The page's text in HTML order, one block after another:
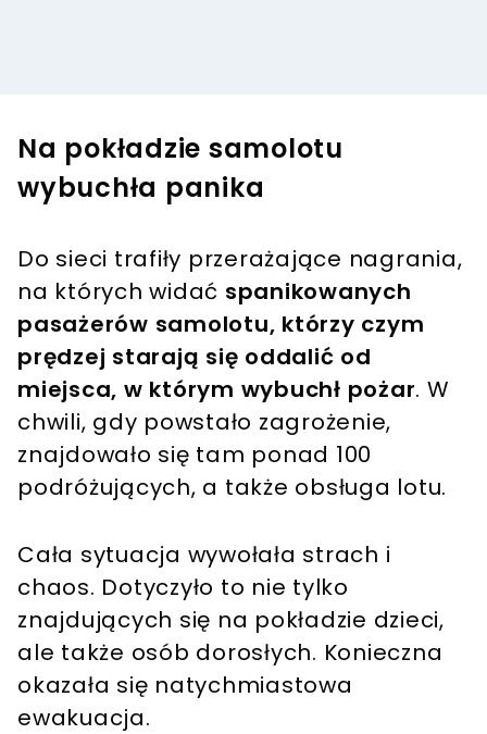
Na pokładzie samolotu
wybuchła panika
Do sieci trafiły przerażające nagrania,
na których widać spanikowanych
pasażerów samolotu, którzy czym
prędzej starają się oddalić od
miejsca, w którym wybuchł pożar. W
chwili, gdy powstało zagrożenie,
znajdowało się tam ponad 100
podróżujących, a także obsługa lotu.
Cała sytuacja wywołała strach i
chaos. Dotyczyło to nie tylko
znajdujących się na pokładzie dzieci,
ale także osób dorosłych. Konieczna
okazała się natychmiastowa
ewakuacja.